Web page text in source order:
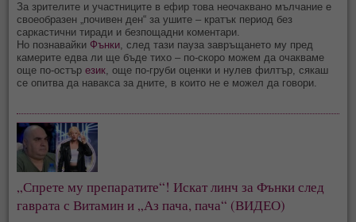
За зрителите и участниците в ефир това неочаквано мълчание е
своеобразен „почивен ден“ за ушите – кратък период без
саркастични тиради и безпощадни коментари.
Но познавайки Фънки, след тази пауза завръщането му пред
камерите едва ли ще бъде тихо – по-скоро можем да очакваме
още по-остърезик, още по-груби оценки и нулев филтър, сякаш
се опитва да навакса за дните, в които не е можел да говори.
„Спрете му препаратите“! Искат линч за Фънки след
гаврата с Витамин и „Аз пача, пача“ (ВИДЕО)